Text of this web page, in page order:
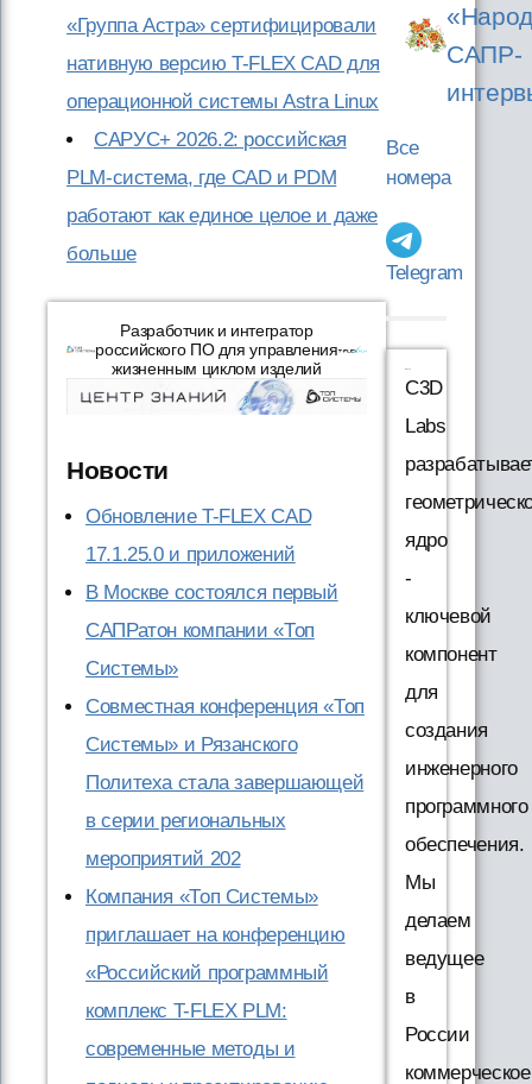
«Группа Астра» сертифицировали
нативную версию T-FLEX CAD для
операционной системы Astra Linux
САРУС+ 2026.2: российская
PLM-система, где CAD и PDM
работают как единое целое и даже
больше
Разработчик и интегратор
российского ПО для управления
жизненным циклом изделий
Новости
Обновление T-FLEX CAD
17.1.25.0 и приложений
В Москве состоялся первый
САПРатон компании «Топ
Системы»
Совместная конференция «Топ
Системы» и Рязанского
Политеха стала завершающей
в серии региональных
мероприятий 202
Компания «Топ Системы»
приглашает на конференцию
«Российский программный
комплекс T-FLEX PLM:
современные методы и
САПР-
Все
номера
Telegram
C3D
Labs
ядро
-
ключевой
компонент
для
создания
инженерного
программного
обеспечения.
Мы
делаем
ведущее
в
России
коммерческое